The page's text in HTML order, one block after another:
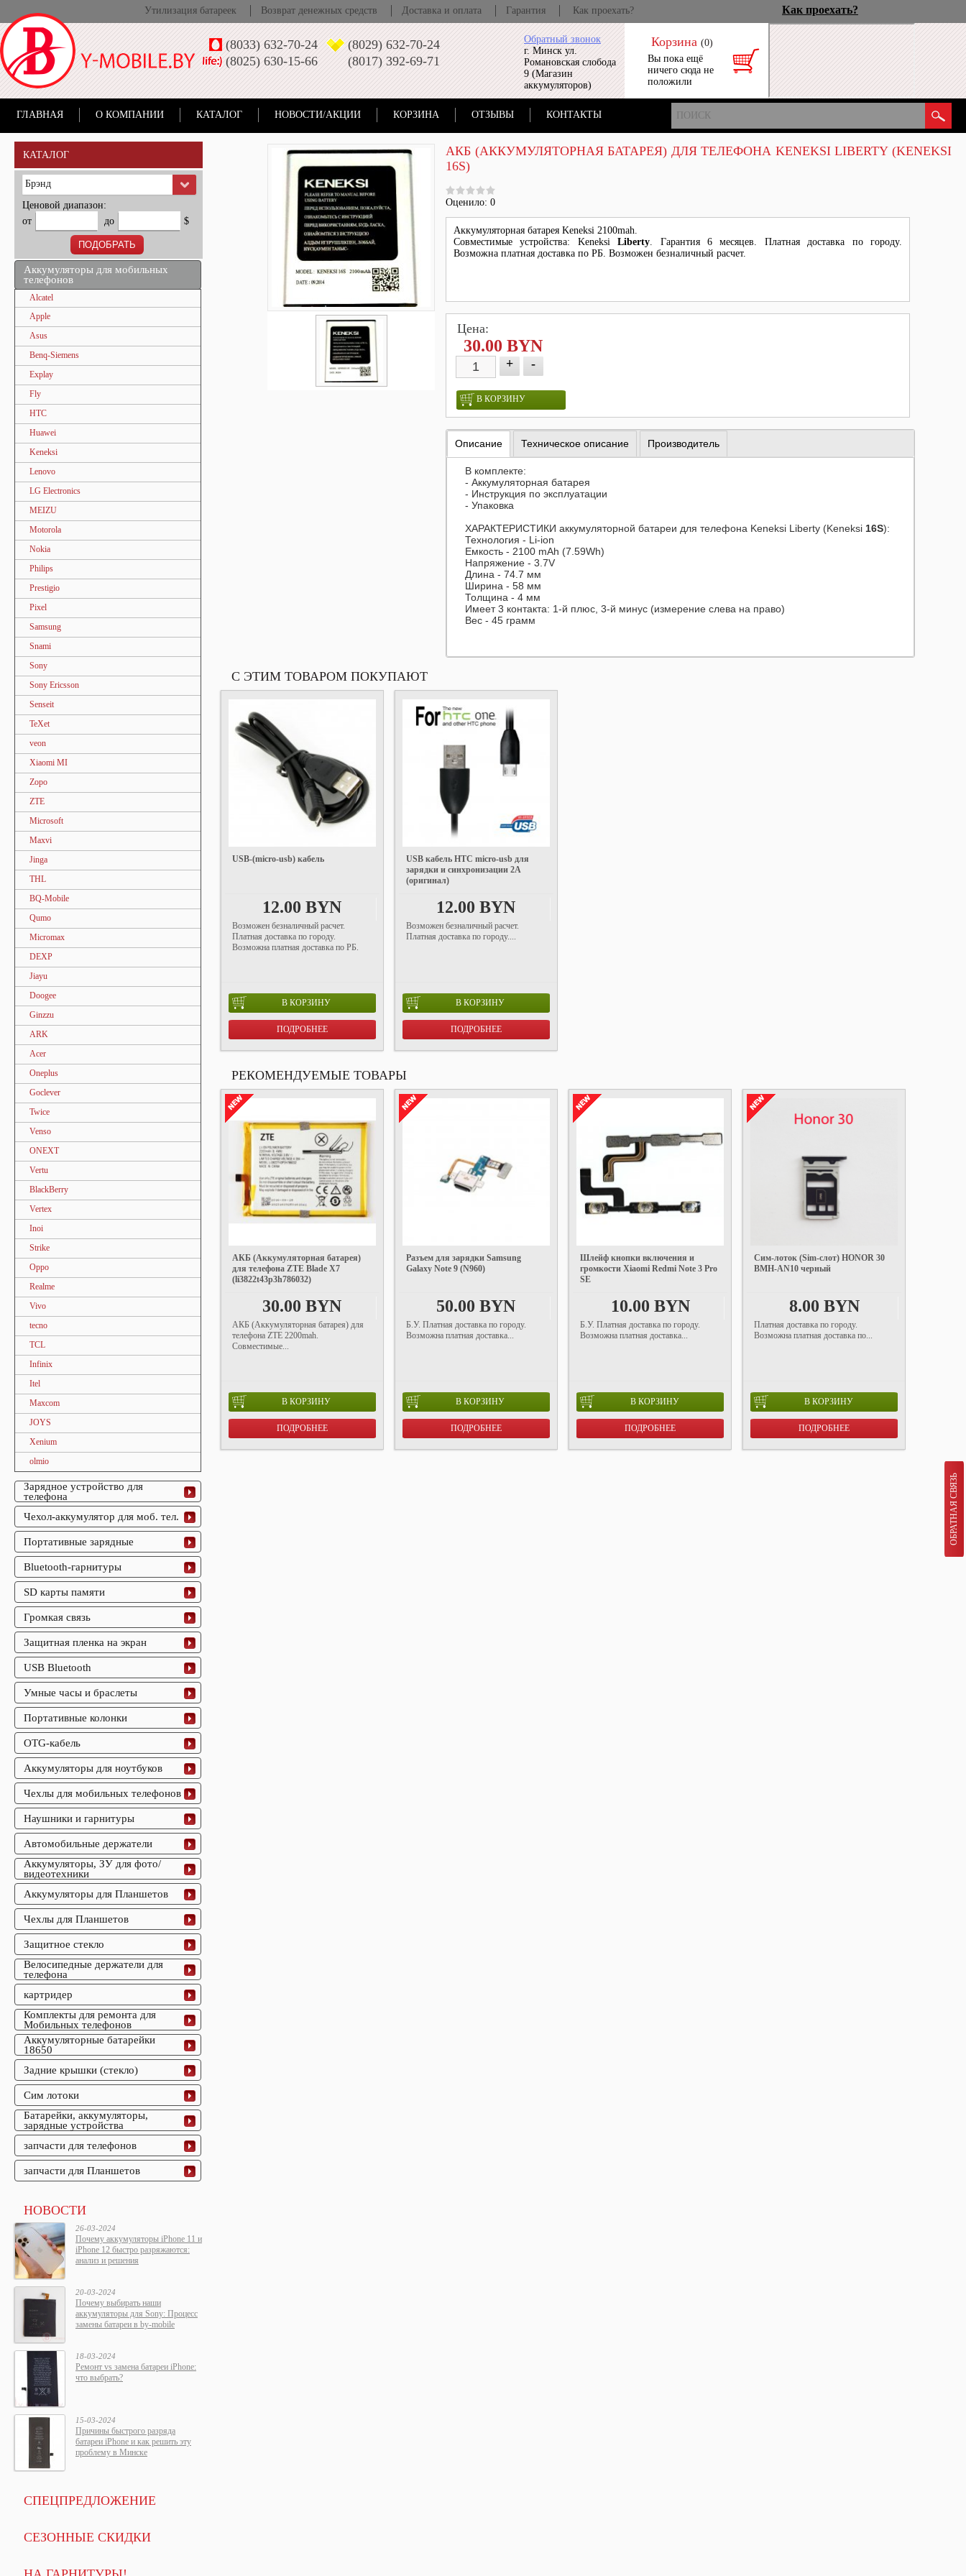
ОБРАТНАЯ СВЯЗЬ
Утилизация батареек Возврат денежных средств Доставка и оплата Гарантия Как проехать? Как проехать?
Обратный звонок
г. Минск ул.
Романовская слобода
9 (Магазин
аккумуляторов)
Корзина (0)
Вы пока ещё
ничего сюда не
положили
(8033) 632-70-24
(8029) 632-70-24
(8025) 630-15-66
(8017) 392-69-71
ГЛАВНАЯ О КОМПАНИИ КАТАЛОГ НОВОСТИ/АКЦИИ КОРЗИНА ОТЗЫВЫ КОНТАКТЫ
КАТАЛОГ
Брэнд
Ценовой диапазон:
от
до $
Аккумуляторы для мобильных
телефонов
Alcatel
Apple
Asus
Benq-Siemens
Explay
Fly
HTC
Huawei
Keneksi
Lenovo
LG Electronics
MEIZU
Motorola
Nokia
Philips
Prestigio
Pixel
Samsung
Snami
Sony
Sony Ericsson
Senseit
TeXet
veon
Xiaomi MI
Zopo
ZTE
Microsoft
Maxvi
Jinga
THL
BQ-Mobile
Qumo
Micromax
DEXP
Jiayu
Doogee
Ginzzu
ARK
Acer
Oneplus
Goclever
Twice
Venso
ONEXT
Vertu
BlackBerry
Vertex
Inoi
Strike
Oppo
Realme
Vivo
tecno
TCL
Infinix
Itel
Maxcom
JOYS
Xenium
olmio
Зарядное устройство для
телефона
Чехол-аккумулятор для моб. тел.
Портативные зарядные
Bluetooth-гарнитуры
SD карты памяти
Громкая связь
Защитная пленка на экран
USB Bluetooth
Умные часы и браслеты
Портативные колонки
OTG-кабель
Аккумуляторы для ноутбуков
Чехлы для мобильных телефонов
Наушники и гарнитуры
Автомобильные держатели
Аккумуляторы, ЗУ для фото/
видеотехники
Аккумуляторы для Планшетов
Чехлы для Планшетов
Защитное стекло
Велосипедные держатели для
телефона
картридер
Комплекты для ремонта для
Мобильных телефонов
Аккумуляторные батарейки
18650
Задние крышки (стекло)
Сим лотоки
Батарейки, аккумуляторы,
зарядные устройства
запчасти для телефонов
запчасти для Планшетов
НОВОСТИ
26-03-2024
Почему аккумуляторы iPhone 11 и
iPhone 12 быстро разряжаются:
анализ и решения
20-03-2024
Почему выбирать наши
аккумуляторы для Sony: Процесс
замены батареи в by-mobile
18-03-2024
Ремонт vs замена батареи iPhone:
что выбрать?
15-03-2024
Причины быстрого разряда
батареи iPhone и как решить эту
проблему в Минске
СПЕЦПРЕДЛОЖЕНИЕ
СЕЗОННЫЕ СКИДКИ
АКБ (АККУМУЛЯТОРНАЯ БАТАРЕЯ) ДЛЯ ТЕЛЕФОНА KENEKSI LIBERTY (KENEKSI
16S)
Оценило: 0
Аккумуляторная батарея Keneksi 2100mah.
Совместимые устройства: KeneksiLiberty. Гарантия 6 месяцев. Платная доставка по городу.
Возможна платная доставка по РБ. Возможен безналичный расчет.
Цена:
30.00 BYN
+ -
В КОРЗИНУ
Описание Техническое описание Производитель
В комплекте:
- Аккумуляторная батарея
- Инструкция по эксплуатации
- Упаковка
ХАРАКТЕРИСТИКИ аккумуляторной батареи для телефона Keneksi Liberty (Keneksi 16S):
Технология - Li-ion
Емкость - 2100 mAh (7.59Wh)
Напряжение - 3.7V
Длина - 74.7 мм
Ширина - 58 мм
Толщина - 4 мм
Имеет 3 контакта: 1-й плюс, 3-й минус (измерение слева на право)
Вес - 45 грамм
С ЭТИМ ТОВАРОМ ПОКУПАЮТ
USB-(micro-usb) кабель
12.00 BYN
Возможен безналичный расчет.
Платная доставка по городу.
Возможна платная доставка по РБ.
В КОРЗИНУ
ПОДРОБНЕЕ
USB кабель HTC micro-usb для
зарядки и синхронизации 2A
(оригинал)
12.00 BYN
Возможен безналичный расчет.
Платная доставка по городу....
В КОРЗИНУ
ПОДРОБНЕЕ
РЕКОМЕНДУЕМЫЕ ТОВАРЫ
АКБ (Аккумуляторная батарея)
для телефона ZTE Blade X7
(li3822t43p3h786032)
30.00 BYN
АКБ (Аккумуляторная батарея) для
телефона ZTE 2200mah.
Совместимые...
В КОРЗИНУ
ПОДРОБНЕЕ
Разъем для зарядки Samsung
Galaxy Note 9 (N960)
50.00 BYN
Б.У. Платная доставка по городу.
Возможна платная доставка...
В КОРЗИНУ
ПОДРОБНЕЕ
Шлейф кнопки включения и
громкости Xiaomi Redmi Note 3 Pro
SE
10.00 BYN
Б.У. Платная доставка по городу.
Возможна платная доставка...
В КОРЗИНУ
ПОДРОБНЕЕ
Cим-лоток (Sim-слот) HONOR 30
BMH-AN10 черный
8.00 BYN
Платная доставка по городу.
Возможна платная доставка по...
В КОРЗИНУ
ПОДРОБНЕЕ